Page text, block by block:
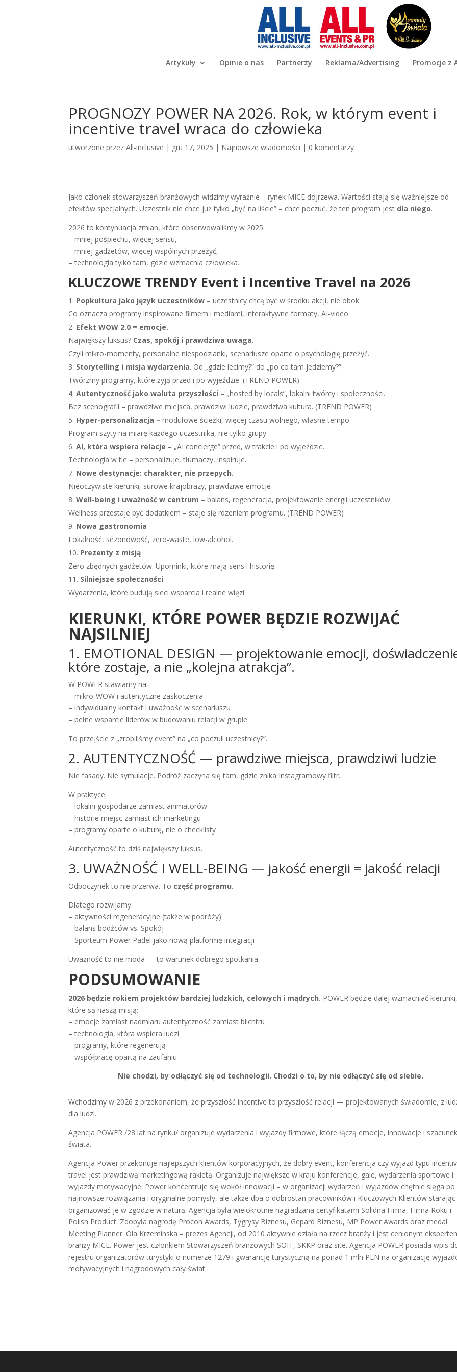
Artykuły Opinie o nas Partnerzy Reklama/Advertising Promocje z
PROGNOZY POWER NA 2026. Rok, w którym event i
incentive travel wraca do człowieka
utworzone przezAll-inclusive | gru 17, 2025 | Najnowsze wiadomości | 0 komentarzy
Jako członek stowarzyszeń branżowych widzimy wyraźnie – rynek MICE dojrzewa. Wartości stają się ważniejsze od
efektów specjalnych. Uczestnik nie chce już tylko „być na liście” – chce poczuć, że ten program jest dla niego.
2026 to kontynuacja zmian, które obserwowaliśmy w 2025:
– mniej pośpiechu, więcej sensu,
– mniej gadżetów, więcej wspólnych przeżyć,
– technologia tylko tam, gdzie wzmacnia człowieka.
KLUCZOWE TRENDY Event i Incentive Travel na 2026
Popkultura jako język uczestników – uczestnicy chcą być w środku akcji, nie obok.
Co oznacza programy inspirowane filmem i mediami, interaktywne formaty, AI-video.
Efekt WOW 2.0 = emocje.
Największy luksus? Czas, spokój i prawdziwa uwaga.
Czyli mikro-momenty, personalne niespodzianki, scenariusze oparte o psychologię przeżyć.
Storytelling i misja wydarzenia. Od „gdzie lecimy?” do „po co tam jedziemy?”
Twórzmy programy, które żyją przed i po wyjeździe. (TREND POWER)
Autentyczność jako waluta przyszłości – „hosted by locals”, lokalni twórcy i społeczności.
Bez scenografii – prawdziwe miejsca, prawdziwi ludzie, prawdziwa kultura. (TREND POWER)
Hyper-personalizacja –modułowe ścieżki, więcej czasu wolnego, własne tempo
Program szyty na miarę każdego uczestnika, nie tylko grupy
AI, która wspiera relacje – „AI concierge” przed, w trakcie i po wyjeździe.
Technologia w tle – personalizuje, tłumaczy, inspiruje.
Nowe destynacje: charakter, nie przepych.
Nieoczywiste kierunki, surowe krajobrazy, prawdziwe emocje
Well-being i uważność w centrum – balans, regeneracja, projektowanie energii uczestników
Wellness przestaje być dodatkiem – staje się rdzeniem programu. (TREND POWER)
Nowa gastronomia
Lokalność, sezonowość, zero-waste, low-alcohol.
Prezenty z misją
Zero zbędnych gadżetów. Upominki, które mają sens i historię.
Silniejsze społeczności
Wydarzenia, które budują sieci wsparcia i realne więzi
KIERUNKI, KTÓRE POWER BĘDZIE ROZWIJAĆ
NAJSILNIEJ
1. EMOTIONAL DESIGN — projektowanie emocji,
które zostaje, a nie „kolejna atrakcja”.
W POWER stawiamy na:
– mikro-WOW i autentyczne zaskoczenia
– indywidualny kontakt i uważność w scenariuszu
– pełne wsparcie liderów w budowaniu relacji w grupie
To przejście z „zrobiliśmy event” na „co poczuli uczestnicy?”.
2. AUTENTYCZNOŚĆ — prawdziwe miejsca, prawdziwi ludzie
Nie fasady. Nie symulacje. Podróż zaczyna się tam, gdzie znika Instagramowy filtr.
W praktyce:
– lokalni gospodarze zamiast animatorów
– historie miejsc zamiast ich marketingu
– programy oparte o kulturę, nie o checklisty
Autentyczność to dziś największy luksus.
3. UWAŻNOŚĆ I WELL-BEING — jakość energii = jakość relacji
Odpoczynek to nie przerwa. To część programu.
Dlatego rozwijamy:
– aktywności regeneracyjne (także w podróży)
– balans bodźców vs. Spokój
– Sporteum Power Padel jako nową platformę integracji
Uważność to nie moda — to warunek dobrego spotkania.
PODSUMOWANIE
2026 będzie rokiem projektów bardziej ludzkich, celowych i mądrych. POWER będzie dalej wzmacniać
które są naszą misją:
– emocje zamiast nadmiaru autentyczność zamiast blichtru
– technologia, która wspiera ludzi
– programy, które regenerują
– współpracę opartą na zaufaniu
Nie chodzi, by odłączyć się od technologii. Chodzi o to, by nie odłączyć się od siebie.
Wchodzimy w 2026 z przekonaniem, że przyszłość incentive to przyszłość relacji — projektowanych świadomie, z
dla ludzi.
Agencja POWER /28 lat na rynku/ organizuje wydarzenia i wyjazdy firmowe, które łączą emocje, innowacje i
świata.
Agencja Power przekonuje najlepszych klientów korporacyjnych, że dobry event, konferencja czy wyjazd typu
travel jest prawdziwą marketingową rakietą. Organizuje największe w kraju konferencje, gale, wydarzenia sportowe i
wyjazdy motywacyjne. Power koncentruje się wokół innowacji – w organizacji wydarzeń i wyjazdów chętnie sięga po
najnowsze rozwiązania i oryginalne pomysły, ale także dba o dobrostan pracowników i Kluczowych Klientów
organizować je w zgodzie w naturą. Agencja była wielokrotnie nagradzana certyfikatami Solidna Firma, Firma Roku i
Polish Product. Zdobyła nagrodę Procon Awards, Tygrysy Biznesu, Gepard Biznesu, MP Power Awards oraz medal
Meeting Planner. Ola Krzeminska – prezes Agencji, od 2010 aktywnie działa na rzecz branży i jest cenionym
branży MICE. Power jest członkiem Stowarzyszeń branżowych SOIT, SKKP oraz site. Agencja POWER posiada wpis
rejestru organizatorów turystyki o numerze 1279 i gwarancję turystyczną na ponad 1 mln PLN na organizację
motywacyjnych i nagrodowych cały świat.